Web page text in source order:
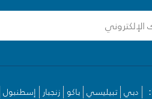
دبي تبيليسي باكو زنجبار إسطنبول